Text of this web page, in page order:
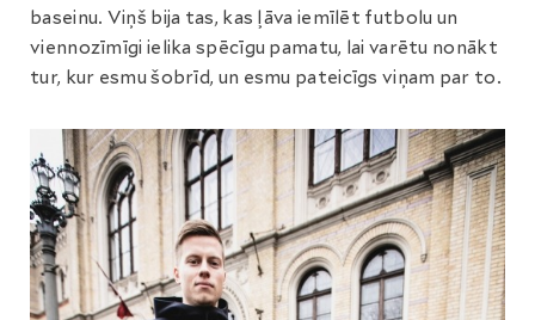
baseinu. Viņš bija tas, kas ļāva iemīlēt futbolu un
viennozīmīgi ielika spēcīgu pamatu, lai varētu nonākt
tur, kur esmu šobrīd, un esmu pateicīgs viņam par to.